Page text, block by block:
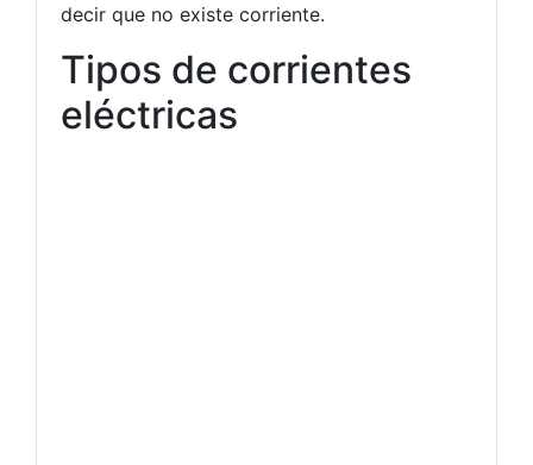
decir que no existe corriente.
Tipos de corrientes
eléctricas